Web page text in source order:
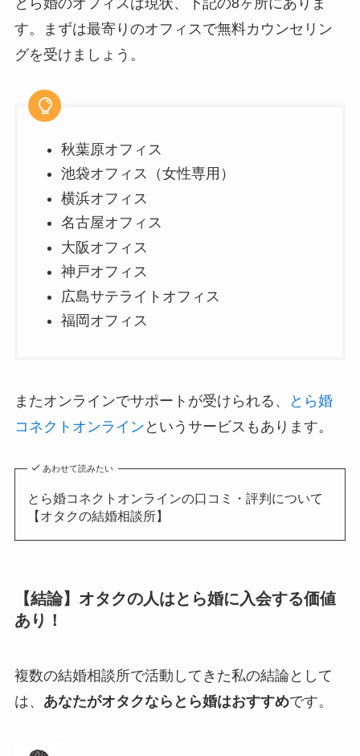
す。まずは最寄りのオフィスで無料カウンセリン
グを受けましょう。
秋葉原オフィス
池袋オフィス（女性専用）
横浜オフィス
名古屋オフィス
大阪オフィス
神戸オフィス
広島サテライトオフィス
福岡オフィス
またオンラインでサポートが受けられる、
とら婚
コネクトオンライン というサービスもあります。
あわせて読みたい
とら婚コネクトオンラインの口コミ・評判について
【オタクの結婚相談所】
【結論】オタクの人はとら婚に入会する価値
あり！
複数の結婚相談所で活動してきた私の結論として
は、 あなたがオタクならとら婚はおすすめです。